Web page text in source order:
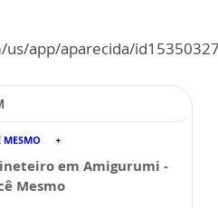
app/aparecida/
MESMO
em Amigurumi -
Mesmo